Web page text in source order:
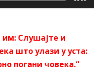
Слушајте и
што улази у уста:
погани човека.“